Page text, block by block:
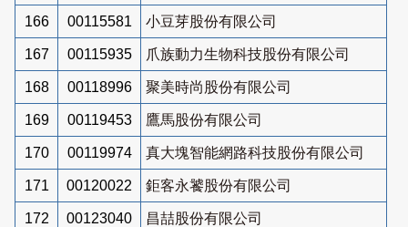
166 00115581 小豆芽股份有限公司
167 00115935 爪族動力生物科技股份有限公司
168 00118996 聚美時尚股份有限公司
169 00119453 鷹馬股份有限公司
170 00119974 真大塊智能網路科技股份有限公司
171 00120022 鉅客永饕股份有限公司
172 00123040 昌喆股份有限公司